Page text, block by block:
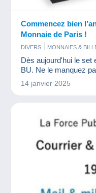
Commencez bien
Monnaie de Paris !
DIVERS MONNAIES &
Dès aujourd'hui le set
BU. Ne le manquez
14 janvier 2025